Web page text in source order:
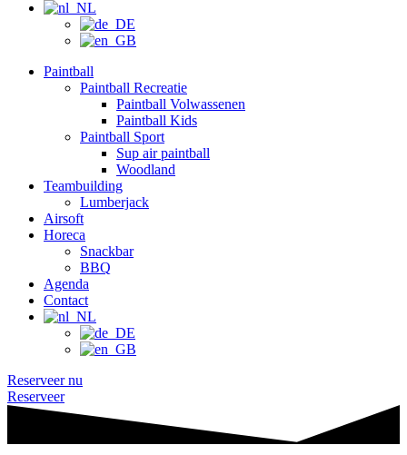
Paintball
Paintball Recreatie
Paintball Volwassenen
Paintball Kids
Paintball Sport
Sup air paintball
Woodland
Teambuilding
Lumberjack
Airsoft
Horeca
Snackbar
BBQ
Agenda
Contact
Reserveer nu
Reserveer